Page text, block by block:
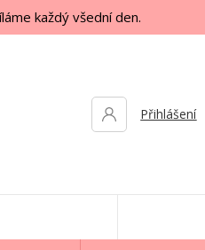
každý všední den.
Přihlášení